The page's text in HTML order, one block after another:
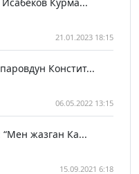
21.01.2023 18:15
Констит...
06.05.2022 13:15
жазган Ка...
15.09.2021 6:18